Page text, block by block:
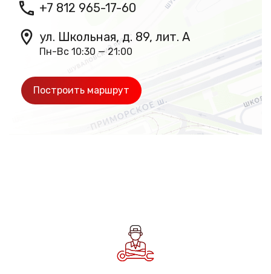
+7 812 965-17-60
ул. Школьная, д. 89, лит. А
Пн-Вс 10:30 — 21:00
Построить маршрут